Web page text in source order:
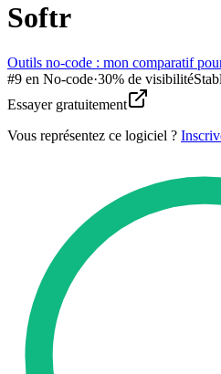
Softr
Outils no-code : mon comparatif
#9 en No-code·30% de visibilité
Essayer gratuitement
Vous représentez ce logiciel ?